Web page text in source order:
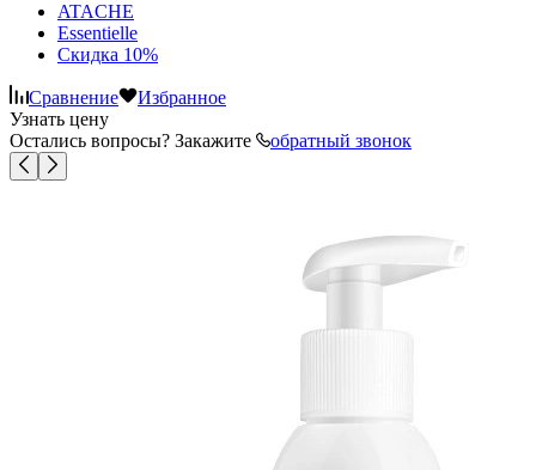
ATACHE
Essentielle
Скидка 10%
Сравнение
Избранное
Узнать цену
Остались вопросы? Закажите
обратный звонок